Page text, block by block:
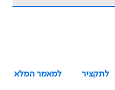
לתקציר
למאמר המלא